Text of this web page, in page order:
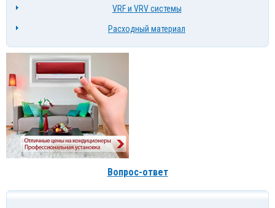
VRF и VRV системы
Расходный материал
Вопрос-ответ